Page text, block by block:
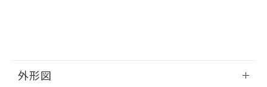
外形図
品・サービスに関するお客様との取
とができます。